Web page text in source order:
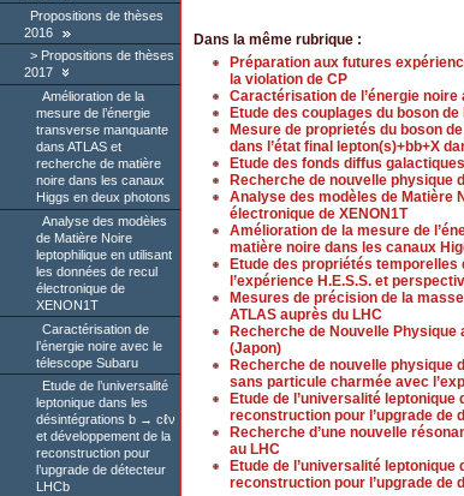
Propositions de thèses
2016
Propositions de thèses
2017
Amélioration de la
mesure de l’énergie
transverse manquante
dans ATLAS et
recherche de matière
noire dans les canaux
Higgs en deux photons
Analyse des modèles
de Matière Noire
leptophilique en utilisant
les données de recul
électronique de
XENON1T
Caractérisation de
l’énergie noire avec le
télescope Subaru
Etude de l’universalité
leptonique dans les
désintégrations b → cℓν
et développement de la
reconstruction pour
l’upgrade de détecteur
LHCb
Dans la même rubrique :
Préparation aux futures
la violation de CP
Caractérisation de l’énergie
Etude des couplages du boson
Mesure de proprietés du boson
dans l’état final lepton(s)+bb+X
Etude des fonds diffus
Recherche de nouvelle physique
Analyse des modèles de Matière
électronique de XENON1T
Amélioration de la mesure de
matière noire dans les canaux
Etude des propriétés
l’expérience H.E.S.S. et
Mesures de précision de la
ATLAS auprès du LHC
Recherche de Nouvelle Physique
(Japon)
Recherche de nouvelle physique
sans particule charmée avec
Etude de l’universalité
reconstruction pour l’upgrade de
Recherche d’une nouvelle
au LHC
Etude de l’universalité
reconstruction pour l’upgrade de